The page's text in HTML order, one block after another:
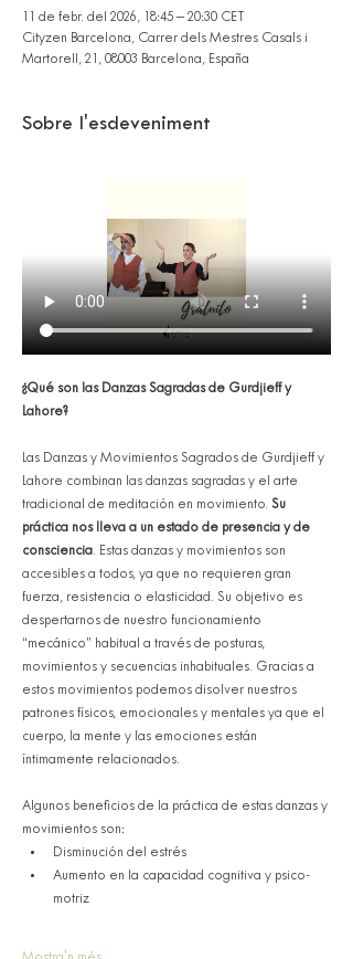
11 de febr. del 2026, 18:45 – 20:30 CET
Cityzen Barcelona, Carrer dels Mestres Casals i
Martorell, 21, 08003 Barcelona, España
Sobre l'esdeveniment
¿Qué son las Danzas Sagradas de Gurdjieff y
Lahore?
Las Danzas y Movimientos Sagrados de Gurdjieff y
Lahore combinan las danzas sagradas y el arte
tradicional de meditación en movimiento. Su
práctica nos lleva a un estado de presencia y de
consciencia. Estas danzas y movimientos son
accesibles a todos, ya que no requieren gran
fuerza, resistencia o elasticidad. Su objetivo es
despertarnos de nuestro funcionamiento
“mecánico” habitual a través de posturas,
movimientos y secuencias inhabituales. Gracias a
estos movimientos podemos disolver nuestros
patrones físicos, emocionales y mentales ya que el
cuerpo, la mente y las emociones están
íntimamente relacionados.
Algunos beneficios de la práctica de estas danzas y
movimientos son:
Disminución del estrés
Aumento en la capacidad cognitiva y psico-
motriz